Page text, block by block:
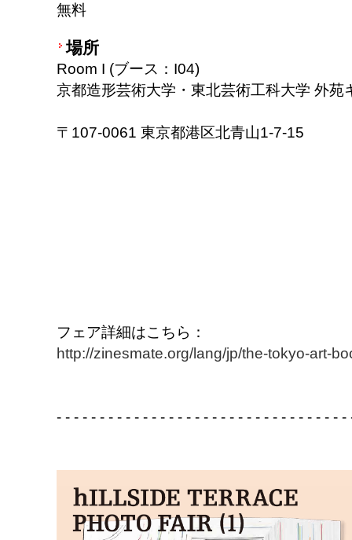
無料
場所
Room I (ブース：I04)
京都造形芸術大学・東北芸術工科大学 外苑
〒107-0061 東京都港区北青山1-7-15
フェア詳細はこちら：
http://zinesmate.org/lang/jp/the-tokyo-art-
- - - - - - - - - - - - - - - - - - - - - - - - - - - - - - - - -